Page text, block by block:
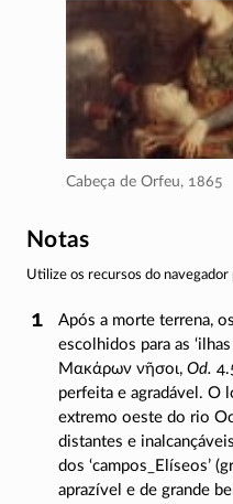
Cabeça de Orfeu, 1865
Notas
Utilize os recursos do navegador
Após a morte terrena,
escolhidos para as
Μακάρων νῆσοι, Od.
perfeita e agradável. O
extremo oeste do rio
distantes e
dos ‘campos_Elíseos’
aprazível e de grande